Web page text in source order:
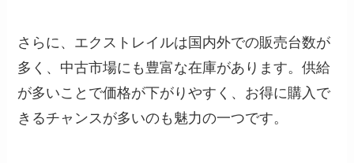
さらに、エクストレイルは国内外での販売台数が
多く、中古市場にも豊富な在庫があります。供給
が多いことで価格が下がりやすく、お得に購入で
きるチャンスが多いのも魅力の一つです。